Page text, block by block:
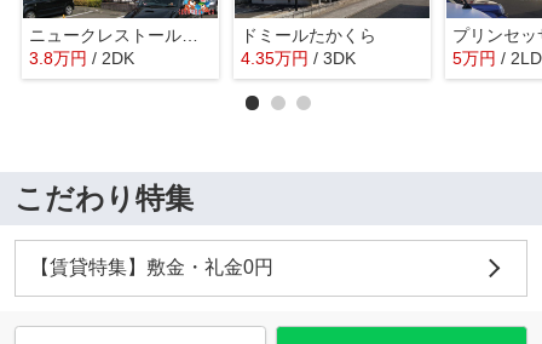
ニュークレストールソフィアＡ
3.8万円 / 2DK
ドミールたかくら
4.35万円 / 3DK
プリンセッ
5万円 /
こだわり特集
【賃貸特集】敷金・礼金0円